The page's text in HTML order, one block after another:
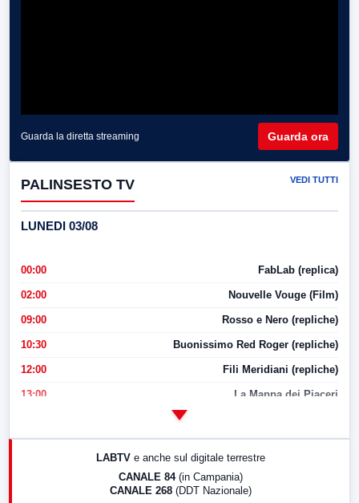
Guarda la diretta streaming Guarda ora
PALINSESTO TV VEDI TUTTI
LUNEDI 03/08
00:00 FabLab (replica)
02:00 Nouvelle Vouge (Film)
09:00 Rosso e Nero (repliche)
10:30 Buonissimo Red Roger (repliche)
12:00 Fili Meridiani (repliche)
13:00 La Mappa dei Piaceri
LABTV e anche sul digitale terrestre
CANALE 84 (in Campania)
CANALE 268 (DDT Nazionale)